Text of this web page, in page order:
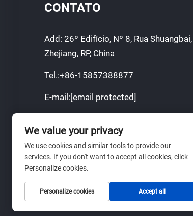
CONTATO
Add: 26º Edifício, Nº 8, Rua
Zhejiang, RP, China
Tel.:+86-15857388877
E-mail: [email protected]
Direitos
We value your privacy
We use cookies and similar tools to provide our
services. If you don't want to accept all cookies, click
Personalize cookies.
Personalize cookies Accept all